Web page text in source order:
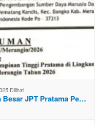
325 Dilihat
Besar JPT Pratama Pe…